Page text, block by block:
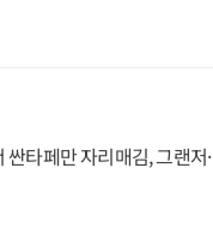
타페만 자리매김, 그랜저·